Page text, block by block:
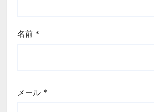
名前 *
メール *